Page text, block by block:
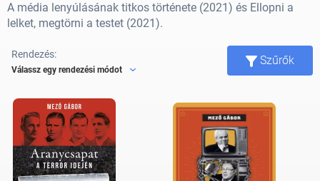
A média lenyúlásának titkos története (2021) és Ellopni a
lelket, megtörni a testet (2021).
Rendezés:
Válassz egy rendezési módot
Szűrők